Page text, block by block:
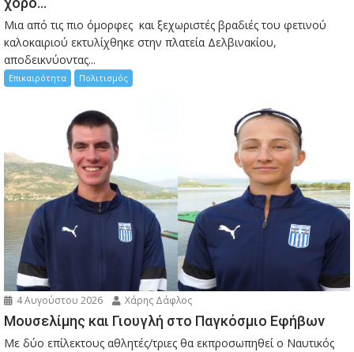
Μια από τις πιο όμορφες και ξεχωριστές βραδιές του φετινού
καλοκαιριού εκτυλίχθηκε στην πλατεία Δελβινακίου,
αποδεικνύοντας...
Επικαιρότητα Πολιτισμός
4 Αυγούστου 2026 Χάρης Δάφλος
Μουσελίμης και Γιουγλή στο Παγκόσμιο Εφήβων
Mε δύο επίλεκτους αθλητές/τριες θα εκπροσωπηθεί ο Ναυτικός